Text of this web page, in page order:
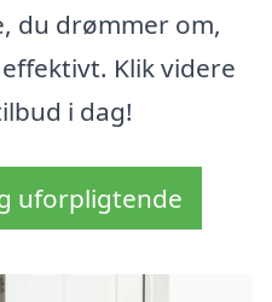
du drømmer om,
Klik videre
i dag!
uforpligtende